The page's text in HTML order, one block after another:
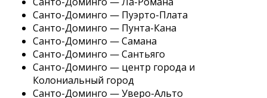
Санто-Доминго — Пуэрто-Плата
Санто-Доминго — Пунта-Кана
Санто-Доминго — Самана
Санто-Доминго — Сантьяго
Санто-Доминго — центр города и
Колониальный город
Санто-Доминго — Уверо-Альто